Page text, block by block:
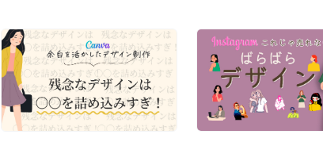
の世界観を重視している方には必須テク
ニック。例えば☑︎色とフォントを整える
☑︎デザインの印象、パターンを統一させ
るこれだけでも、アカウント全体にプロ
フェッショナル感が出ます！2. 見る人に
「内容」を伝えるカバー画像は、投稿内
容を視覚的に伝えるのには最高です！☑︎
どんなテーマの発信なのか？☑︎これは視
た方向に進んでしまうことが
気づかずにそのまま進んでし
終的に立ち行かなくなる…そ
私は何度も見てきました。
たちの共通点】よく「成功
ついては聞きますよね。でも
敗する理由」はとても明確な
して、それを知らないと、